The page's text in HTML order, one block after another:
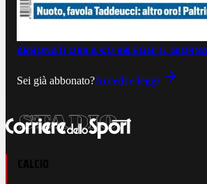
ABBONATI ORA A €0,99LEGGI IL
Sei già abbonato?Accedi e leggi